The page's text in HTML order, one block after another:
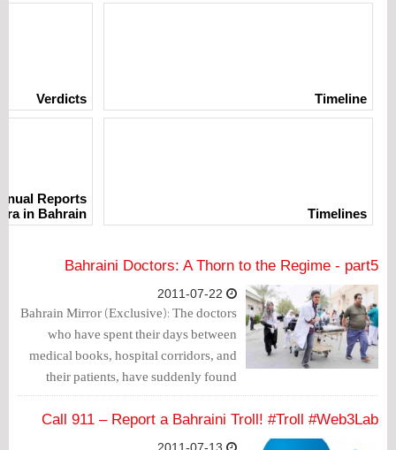
Timeline
Verdicts
Timelines
Reports
in Bahrain
Bahraini Doctors: A Thorn to the Regime - part5
Bahrain Mirror (Exclusive): The doctors
who have spent their days between
medical books, hospital corridors, and
their patients, have suddenly found
themselves at the center of that public
sphere.
Call 911 – Report a Bahraini Troll! #Troll #Web3Lab